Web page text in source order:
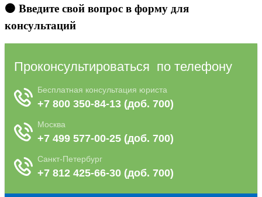
🟠 Введите свой вопрос в форму для
консультаций